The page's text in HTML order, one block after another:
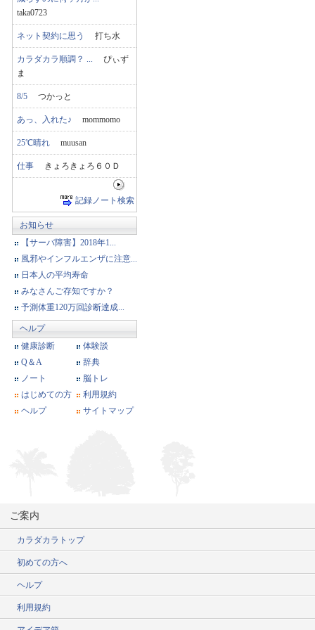
taka0723
ネット契約に思う 打ち水
カラダカラ順調？ ... ぴぃず
ま
8/5 つかっと
あっ、入れた♪ mommomo
25℃晴れ muusan
仕事 きょろきょろ６０Ｄ
記録ノート検索
お知らせ
【サーバ障害】2018年1...
風邪やインフルエンザに注意...
日本人の平均寿命
みなさんご存知ですか？
予測体重120万回診断達成...
ヘルプ
健康診断
体験談
Q＆A
辞典
ノート
脳トレ
はじめての方
利用規約
ヘルプ
サイトマップ
ご案内
カラダカラトップ
初めての方へ
ヘルプ
利用規約